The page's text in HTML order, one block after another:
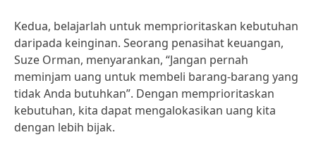
Kedua, belajarlah untuk memprioritaskan kebutuhan
daripada keinginan. Seorang penasihat keuangan,
Suze Orman, menyarankan, “Jangan pernah
meminjam uang untuk membeli barang-barang yang
tidak Anda butuhkan”. Dengan memprioritaskan
kebutuhan, kita dapat mengalokasikan uang kita
dengan lebih bijak.